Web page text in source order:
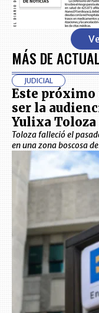
MÁS DE
JUDICIAL
Este próximo
ser la
Yulixa Toloza
Toloza falleció el
en una zona boscosa